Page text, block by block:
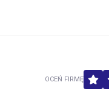
OCEŃ FIRMĘ